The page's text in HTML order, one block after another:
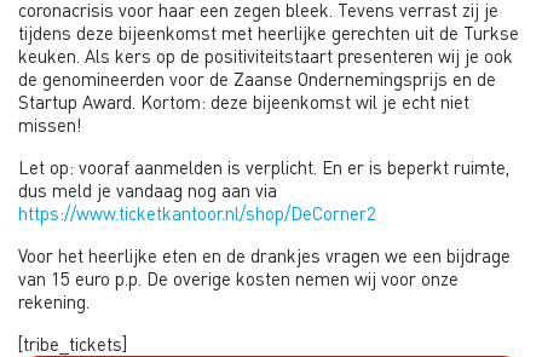
coronacrisis voor haar een zegen bleek. Tevens verrast zij je
tijdens deze bijeenkomst met heerlijke gerechten uit de Turkse
keuken. Als kers op de positiviteitstaart presenteren wij je ook
de genomineerden voor de Zaanse Ondernemingsprijs en de
Startup Award. Kortom: deze bijeenkomst wil je echt niet
missen!
Let op: vooraf aanmelden is verplicht. En er is beperkt ruimte,
dus meld je vandaag nog aan via
https://www.ticketkantoor.nl/shop/DeCorner2
Voor het heerlijke eten en de drankjes vragen we een bijdrage
van 15 euro p.p. De overige kosten nemen wij voor onze
rekening.
[tribe_tickets]